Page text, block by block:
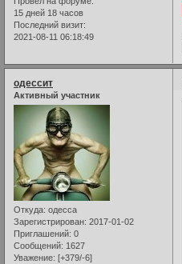
15 дней 18 часов
Последний визит:
2021-08-11 06:18:49
одессит
Активный участник
Откуда: одесса
Зарегистрирован: 2017-01-02
Приглашений: 0
Сообщений: 1627
Уважение: [+379/-6]